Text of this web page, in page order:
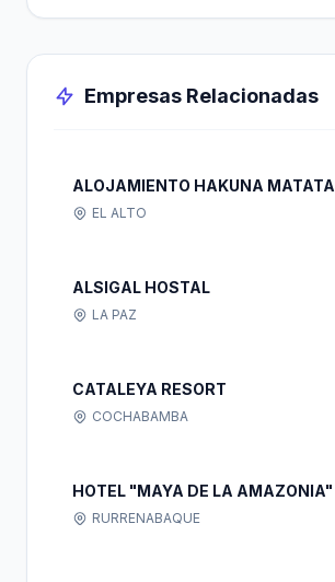
Empresas Relacionadas
ALOJAMIENTO HAKUNA MATATA
EL ALTO
ALSIGAL HOSTAL
LA PAZ
CATALEYA RESORT
COCHABAMBA
HOTEL "MAYA DE LA AMAZONIA"
RURRENABAQUE